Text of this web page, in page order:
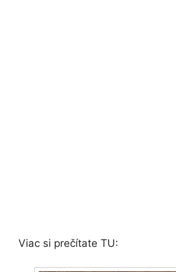
Viac si prečítate TU: